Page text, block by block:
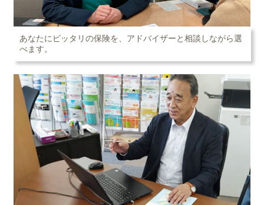
あなたにピッタリの保険を、アドバイザーと相談しながら選
べます。